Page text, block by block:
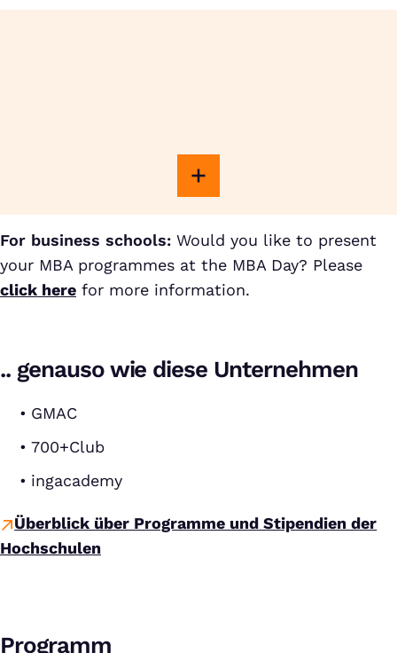
For business schools: Would you like to present
your MBA programmes at the MBA Day? Please
click here for more information.
.. genauso wie diese Unternehmen
GMAC
700+Club
ingacademy
Überblick über Programme und Stipendien der
Hochschulen
Programm